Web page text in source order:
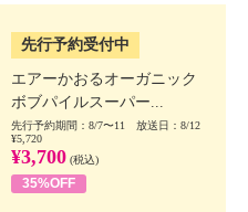
先行予約受付中
エアーかおるオーガニック
ボブパイルスーパー...
先行予約期間：8/7〜11 放送日：8/12
¥5,720
¥3,700 (税込)
35%OFF